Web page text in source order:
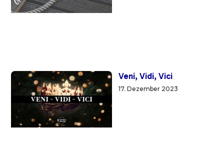
Veni, Vidi, Vici
17. Dezember 2023